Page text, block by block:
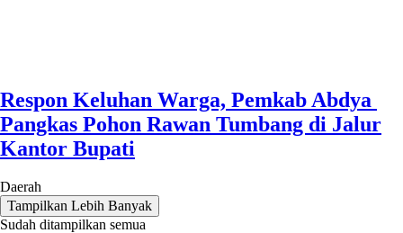
Respon Keluhan Warga, Pemkab Abdya
Pangkas Pohon Rawan Tumbang di Jalur
Kantor Bupati
Daerah
Tampilkan Lebih Banyak
Sudah ditampilkan semua